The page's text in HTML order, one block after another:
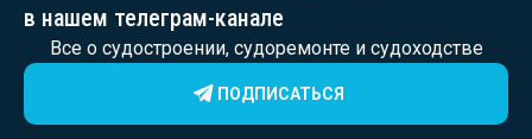
в нашем телеграм-канале
Все о судостроении, судоремонте и судоходстве
ПОДПИСАТЬСЯ